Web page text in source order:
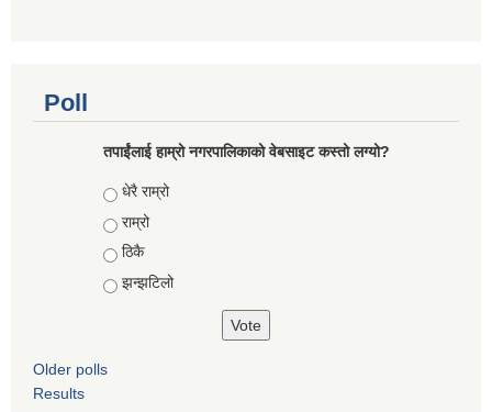
Poll
तपाईंलाई हाम्रो नगरपालिकाको वेबसाइट कस्तो लग्यो?
Choices
धेरै राम्रो
राम्रो
ठिकै
झन्झटिलो
Older polls
Results